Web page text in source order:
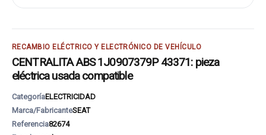
RECAMBIO ELÉCTRICO Y ELECTRÓNICO DE VEHÍCULO
CENTRALITA ABS 1J0907379P 43371: pieza
eléctrica usada compatible
CategoríaELECTRICIDAD
Marca/FabricanteSEAT
Referencia82674